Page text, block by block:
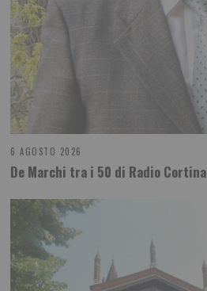
6 AGOSTO 2026
De Marchi tra i 50 di Radio Cortina